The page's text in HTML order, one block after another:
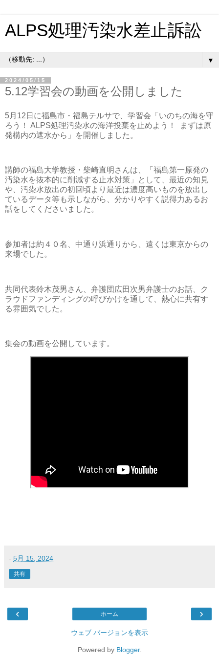
ALPS処理汚染水差止訴訟
▼
2024/05/15
5.12学習会の動画を公開しました
5月12日に福島市・福島テルサで、学習会「いのちの海を守
ろう！ ALPS処理汚染水の海洋投棄を止めよう！ まずは原
発構内の遮水から」を開催しました。
講師の福島大学教授・柴崎直明さんは、「福島第一原発の
汚染水を抜本的に削減する止水対策」として、最近の知見
や、汚染水放出の初回頃より最近は濃度高いものを放出し
ているデータ等も示しながら、分かりやすく説得力あるお
話をしてくださいました。
参加者は約４０名、中通り浜通りから、遠くは東京からの
来場でした。
共同代表鈴木茂男さん、弁護団広田次男弁護士のお話、ク
ラウドファンディングの呼びかけを通して、熱心に共有す
る雰囲気でした。
集会の動画を公開しています。
- 5月 15, 2024
共有
‹ ›
ホーム
ウェブ バージョンを表示
Powered by Blogger.